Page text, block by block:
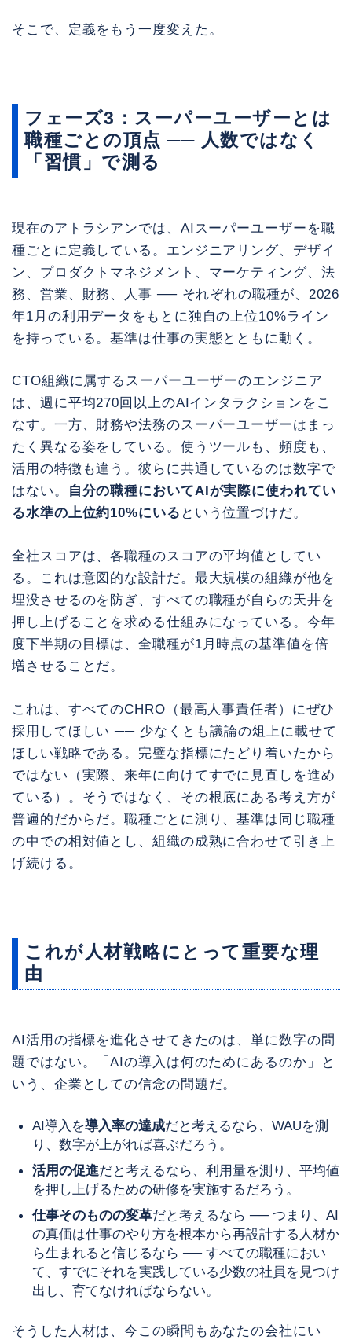
そこで、定義をもう一度変えた。
フェーズ3：スーパーユーザーとは
職種ごとの頂点 ── 人数ではなく
「習慣」で測る
現在のアトラシアンでは、AIスーパーユーザーを職
種ごとに定義している。エンジニアリング、デザイ
ン、プロダクトマネジメント、マーケティング、法
務、営業、財務、人事 ── それぞれの職種が、2026
年1月の利用データをもとに独自の上位10%ライン
を持っている。基準は仕事の実態とともに動く。
CTO組織に属するスーパーユーザーのエンジニア
は、週に平均270回以上のAIインタラクションをこ
なす。一方、財務や法務のスーパーユーザーはまっ
たく異なる姿をしている。使うツールも、頻度も、
活用の特徴も違う。彼らに共通しているのは数字で
はない。
自分の職種においてAIが実際に使われてい
る水準の上位約10%にいる という位置づけだ。
全社スコアは、各職種のスコアの平均値としてい
る。これは意図的な設計だ。最大規模の組織が他を
埋没させるのを防ぎ、すべての職種が自らの天井を
押し上げることを求める仕組みになっている。今年
度下半期の目標は、全職種が1月時点の基準値を倍
増させることだ。
これは、すべてのCHRO（最高人事責任者）にぜひ
採用してほしい ── 少なくとも議論の俎上に載せて
ほしい戦略である。完璧な指標にたどり着いたから
ではない（実際、来年に向けてすでに見直しを進め
ている）。そうではなく、その根底にある考え方が
普遍的だからだ。職種ごとに測り、基準は同じ職種
の中での相対値とし、組織の成熟に合わせて引き上
げ続ける。
これが人材戦略にとって重要な理
由
AI活用の指標を進化させてきたのは、単に数字の問
題ではない。「AIの導入は何のためにあるのか」と
いう、企業としての信念の問題だ。
AI導入を導入率の達成だと考えるなら、WAUを測
り、数字が上がれば喜ぶだろう。
活用の促進だと考えるなら、利用量を測り、平均値
を押し上げるための研修を実施するだろう。
仕事そのものの変革だと考えるなら ── つまり、AI
の真価は仕事のやり方を根本から再設計する人材か
ら生まれると信じるなら ── すべての職種におい
て、すでにそれを実践している少数の社員を見つけ
出し、育てなければならない。
そうした人材は、今この瞬間もあなたの会社にい